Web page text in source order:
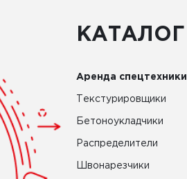
КАТАЛОГ
Аренда спецтехники
Текстурировщики
Бетоноукладчики
Распределители
Швонарезчики